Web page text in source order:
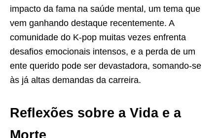
impacto da fama na saúde mental, um tema que
vem ganhando destaque recentemente. A
comunidade do K-pop muitas vezes enfrenta
desafios emocionais intensos, e a perda de um
ente querido pode ser devastadora, somando-se
às já altas demandas da carreira.
Reflexões sobre a Vida e a
Morte